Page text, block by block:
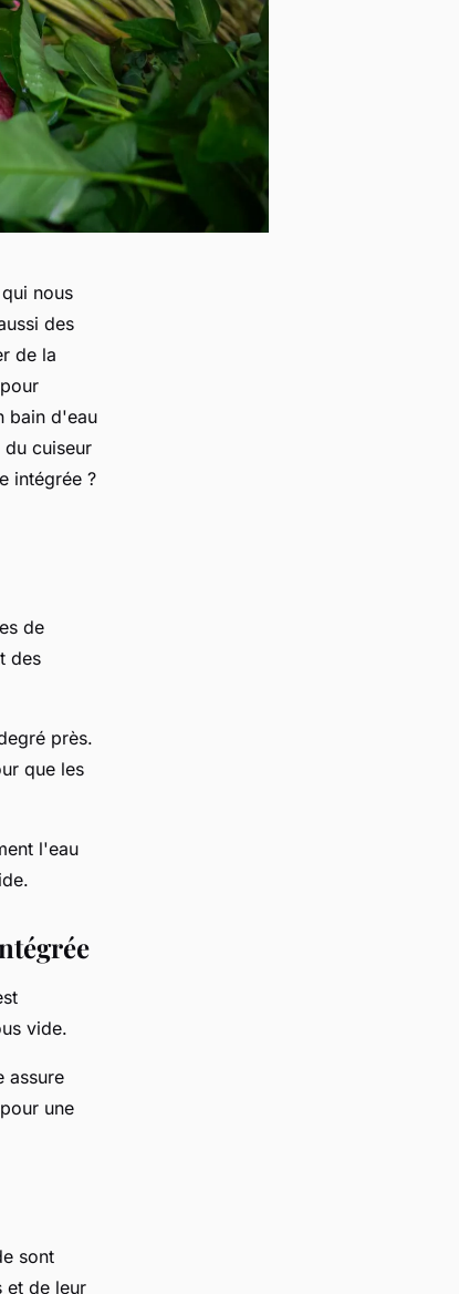
nous
des
de la
bain d'eau
cuiseur
intégrée ?
de
des
près.
que les
l'eau
vide.
assure
une
sont
et de leur